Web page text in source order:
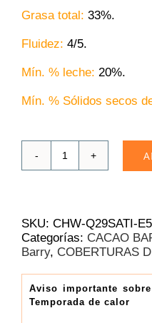
Grasa total: 33%.
Fluidez: 4/5.
Mín. % leche: 20%.
Mín. % Sólidos secos
Cobertura
Blanc
Satin
29.2%
Caja
4x5
kg
SKU: CHW-Q29SATI-
Categorías: CACAO
Barry, COBERTURAS
Aviso importante
Temporada de calor